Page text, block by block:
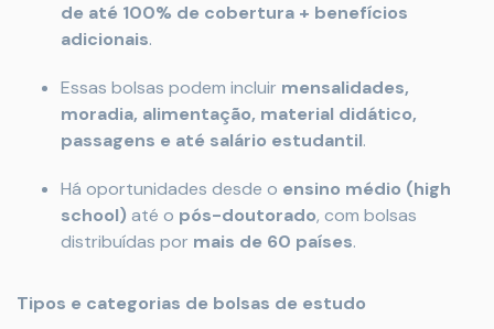
de até 100% de cobertura + benefícios
adicionais.
Essas bolsas podem incluir mensalidades,
moradia, alimentação, material didático,
passagens e até salário estudantil.
Há oportunidades desde o ensino médio (high
school) até o pós-doutorado, com bolsas
distribuídas por mais de 60 países.
Tipos e categorias de bolsas de estudo